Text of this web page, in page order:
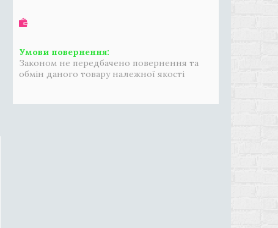
Законом не передбачено повернення та
обмін даного товару належної якості